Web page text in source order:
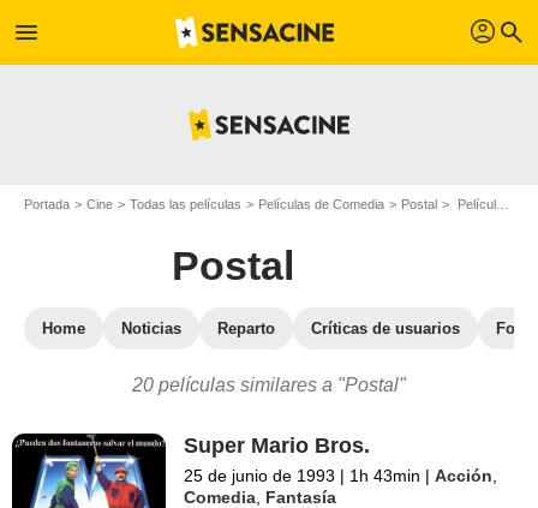
menu profil search
Portada Cine Todas las películas Películas de Comedia Postal Películas similares a "Postal"
Postal
Home Noticias Reparto Críticas de usuarios Fotos
20 películas similares a "Postal"
Super Mario Bros.
25 de junio de 1993 | 1h 43min | Acción
Comedia Fantasía